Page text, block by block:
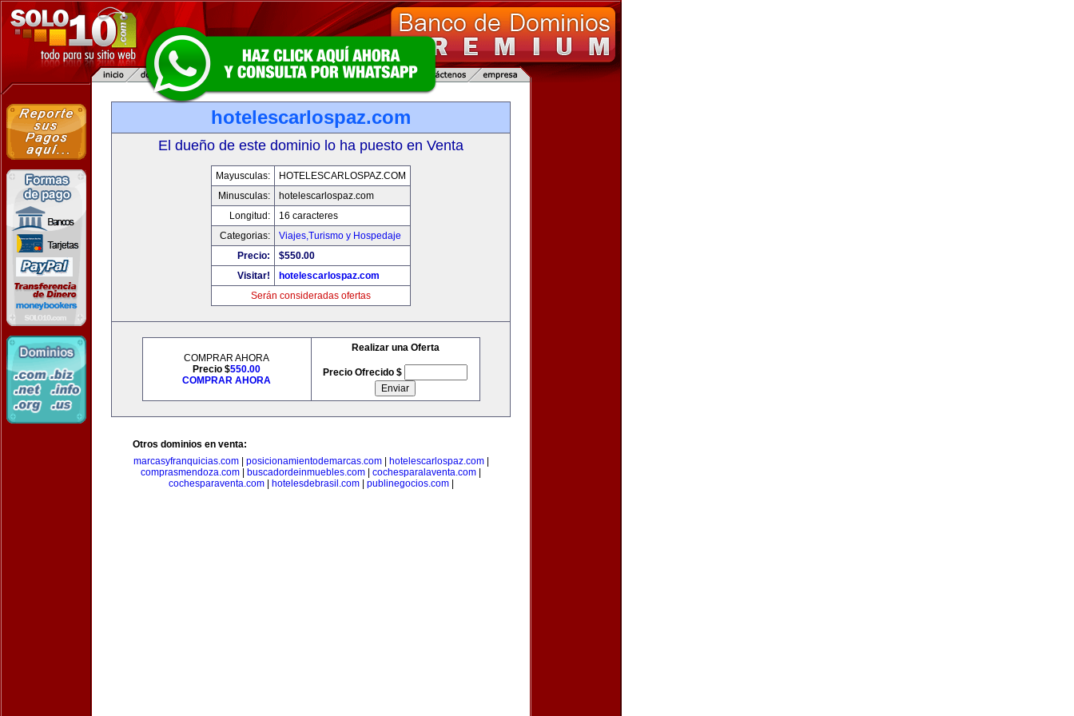
hotelescarlospaz.com
El dueño de este dominio lo ha puesto en Venta
Mayusculas:
HOTELESCARLOSPAZ.COM
Minusculas:
hotelescarlospaz.com
Longitud:
16 caracteres
Categorias:
Viajes,Turismo y Hospedaje
Precio:
$550.00
Visitar!
hotelescarlospaz.com
Serán consideradas ofertas
COMPRAR AHORA
Precio $550.00
COMPRAR AHORA
Realizar una Oferta
Precio Ofrecido $
Otros dominios en venta:
marcasyfranquicias.com| posicionamientodemarcas.com| hotelescarlospaz.com|
comprasmendoza.com
buscadordeinmuebles.com cochesparalaventa.com
cochesparaventa.com| hotelesdebrasil.com| publinegocios.com|